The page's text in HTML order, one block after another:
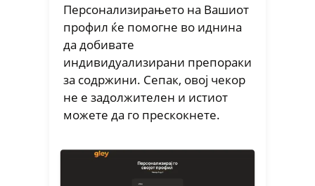
Персонализирањето на Вашиот
профил ќе помогне во иднина
да добивате
индивидуализирани препораки
за содржини. Сепак, овој чекор
не е задолжителен и истиот
можете да го прескокнете.